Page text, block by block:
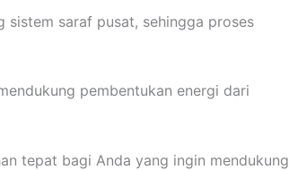
sistem saraf pusat, sehingga proses
pembentukan energi dari
tepat bagi Anda yang ingin mendukung